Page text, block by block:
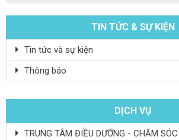
TIN TỨC & SỰ KIỆN
Tin tức và sự kiện
Thông báo
DỊCH VỤ
TRUNG TÂM ĐIỀU DƯỠNG - CHĂM